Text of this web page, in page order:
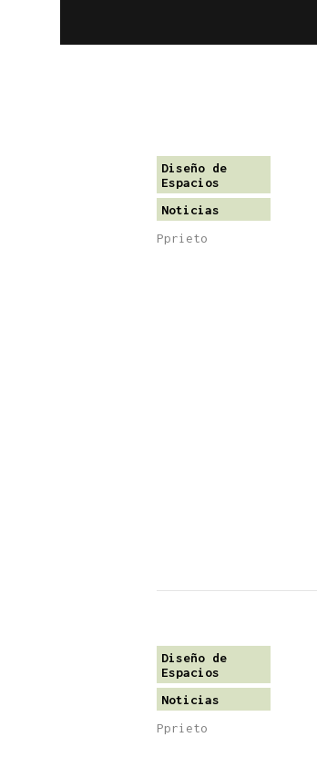
Diseño de
Espacios
Noticias
Pprieto
Diseño de
Espacios
Noticias
Pprieto